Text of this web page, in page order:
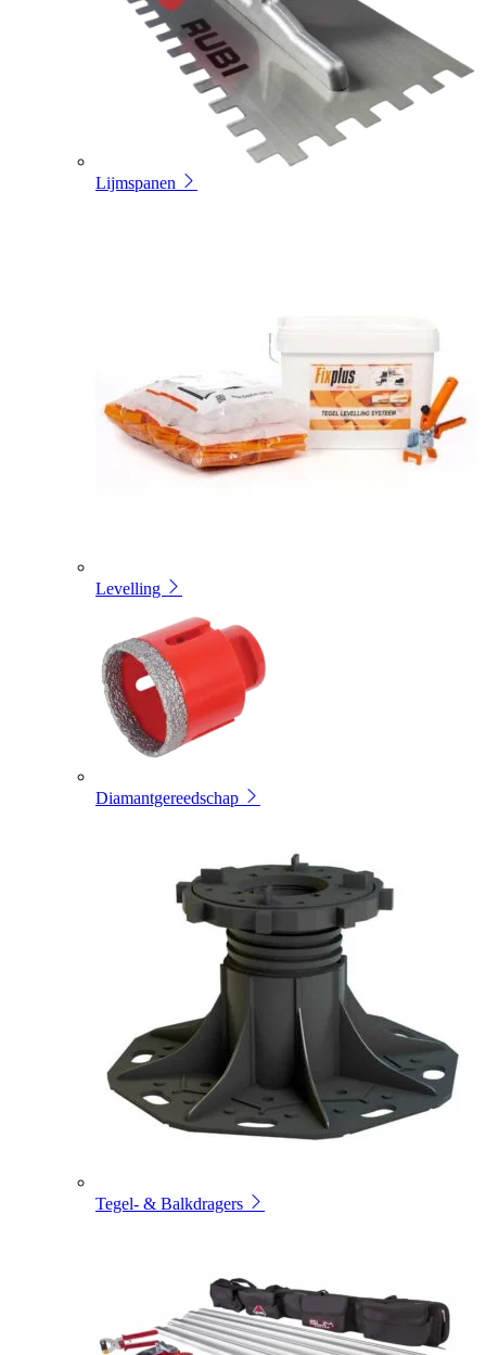
Lijmspanen
Levelling
Diamantgereedschap
Tegel- & Balkdragers